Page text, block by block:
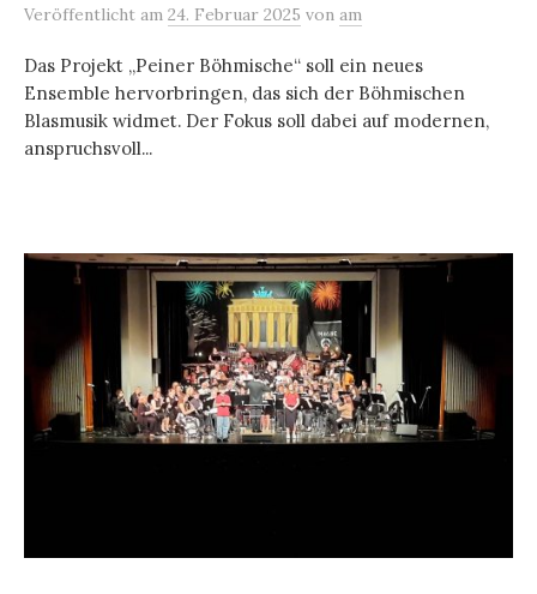
Veröffentlicht am 24. Februar 2025 von am
Das Projekt „Peiner Böhmische“ soll ein neues
Ensemble hervorbringen, das sich der Böhmischen
Blasmusik widmet. Der Fokus soll dabei auf modernen,
anspruchsvoll...